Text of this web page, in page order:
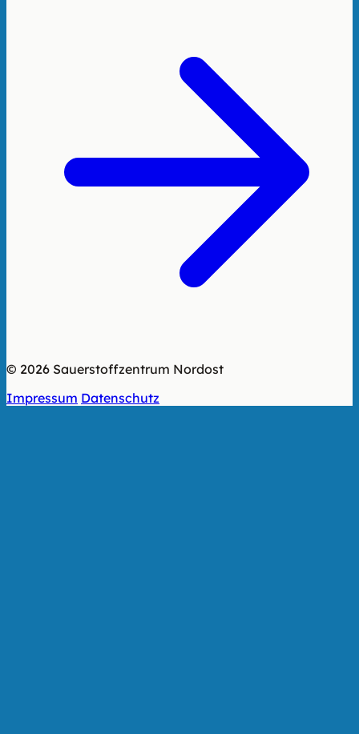
© 2026 Sauerstoffzentrum Nordost
Impressum Datenschutz